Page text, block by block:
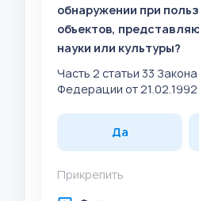
обнаружении при
объектов,
науки или культуры?
Часть 2 статьи 33
Федерации от
Да
Прикрепить